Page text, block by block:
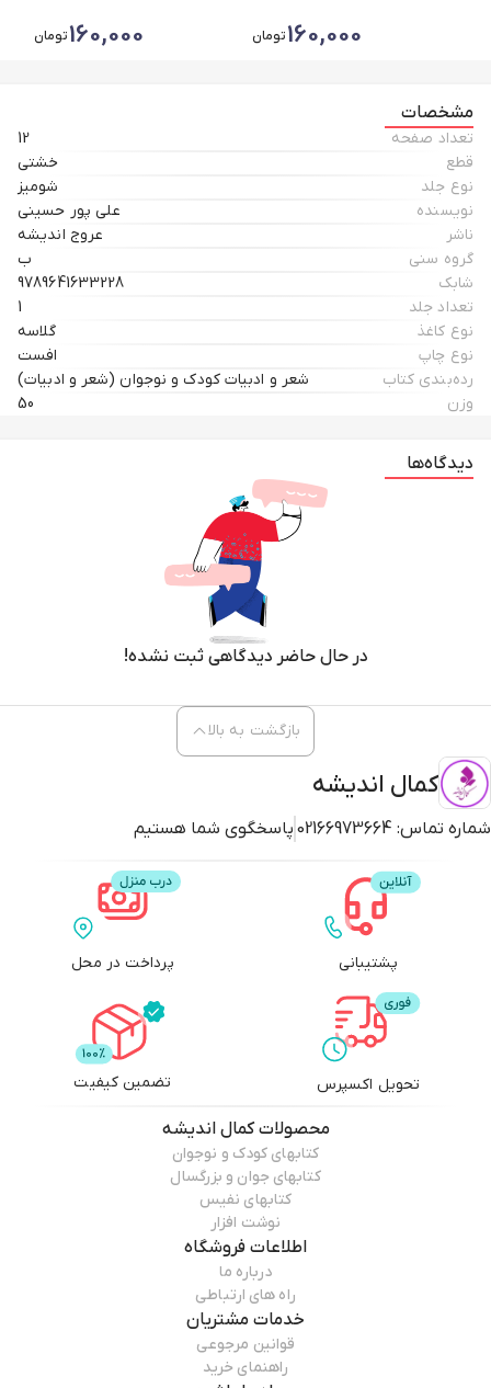
160,000تومان 160,000تومان
مشخصات
تعداد صفحه
12
قطع
خشتی
نوع جلد
شومیز
نویسنده
علی پور حسینی
ناشر
عروج اندیشه
گروه سنی
ب
شابک
9789641633228
تعداد جلد
1
نوع کاغذ
گلاسه
نوع چاپ
افست
رده‌بندی کتاب
شعر و ادبیات کودک و نوجوان (شعر و ادبیات)
وزن
50
دیدگاه‌ها
در حال حاضر دیدگاهی ثبت نشده!
کمال اندیشه
شماره تماس: 02166973664 پاسخگوی شما هستیم
بازگشت به بالا
پشتیبانی پرداخت در محل
تحویل اکسپرس تضمین کیفیت
محصولاتکمال اندیشه
کتابهای کودک و نوجوان
کتابهای جوان و بزرگسال
کتابهای نفیس
نوشت افزار
اطلاعات فروشگاه
درباره ما
راه های ارتباطی
خدمات مشتریان
قوانین مرجوعی
راهنمای خرید